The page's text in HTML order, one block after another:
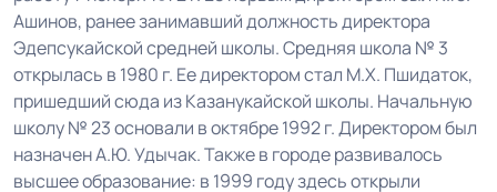
Ашинов, ранее занимавший должность директора
Эдепсукайской средней школы. Средняя школа № 3
открылась в 1980 г. Ее директором стал М.Х. Пшидаток,
пришедший сюда из Казанукайской школы. Начальную
школу № 23 основали в октябре 1992 г. Директором был
назначен А.Ю. Удычак. Также в городе развивалось
высшее образование: в 1999 году здесь открыли